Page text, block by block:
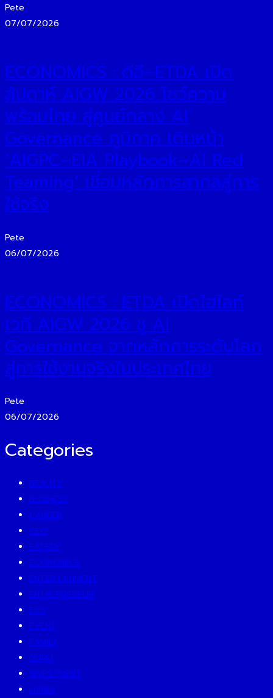
Pete
07/07/2026
ECONOMICS : ดีอี–ETDA เปิด
สัปดาห์ AIGW 2026 โชว์ความ
พร้อมไทย สู่ศูนย์กลาง AI
Governance ภูมิภาค เดินหน้า
‘AIGPC–EIA Playbook–AI Red
Teaming’ เชื่อมหลักการสากลสู่การ
ใช้จริง
Pete
06/07/2026
ECONOMICS : ETDA เปิดไฮไลท์
เวที AIGW 2026 ชู AI
Governance จากหลักการระดับโลก
สู่การใช้งานจริงในประเทศไทย
Pete
06/07/2026
Categories
BEAUTY
BUSINESS
CAREER
CEO
EATERY
ECONOMICS
ENTERTAINMENT
ENTREPRENEUR
ESG
EVENT
FAMILY
GURU
INVESTMENT
LIVING